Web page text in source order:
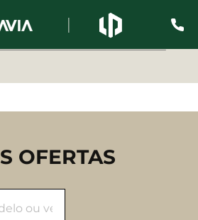
OFERTAS